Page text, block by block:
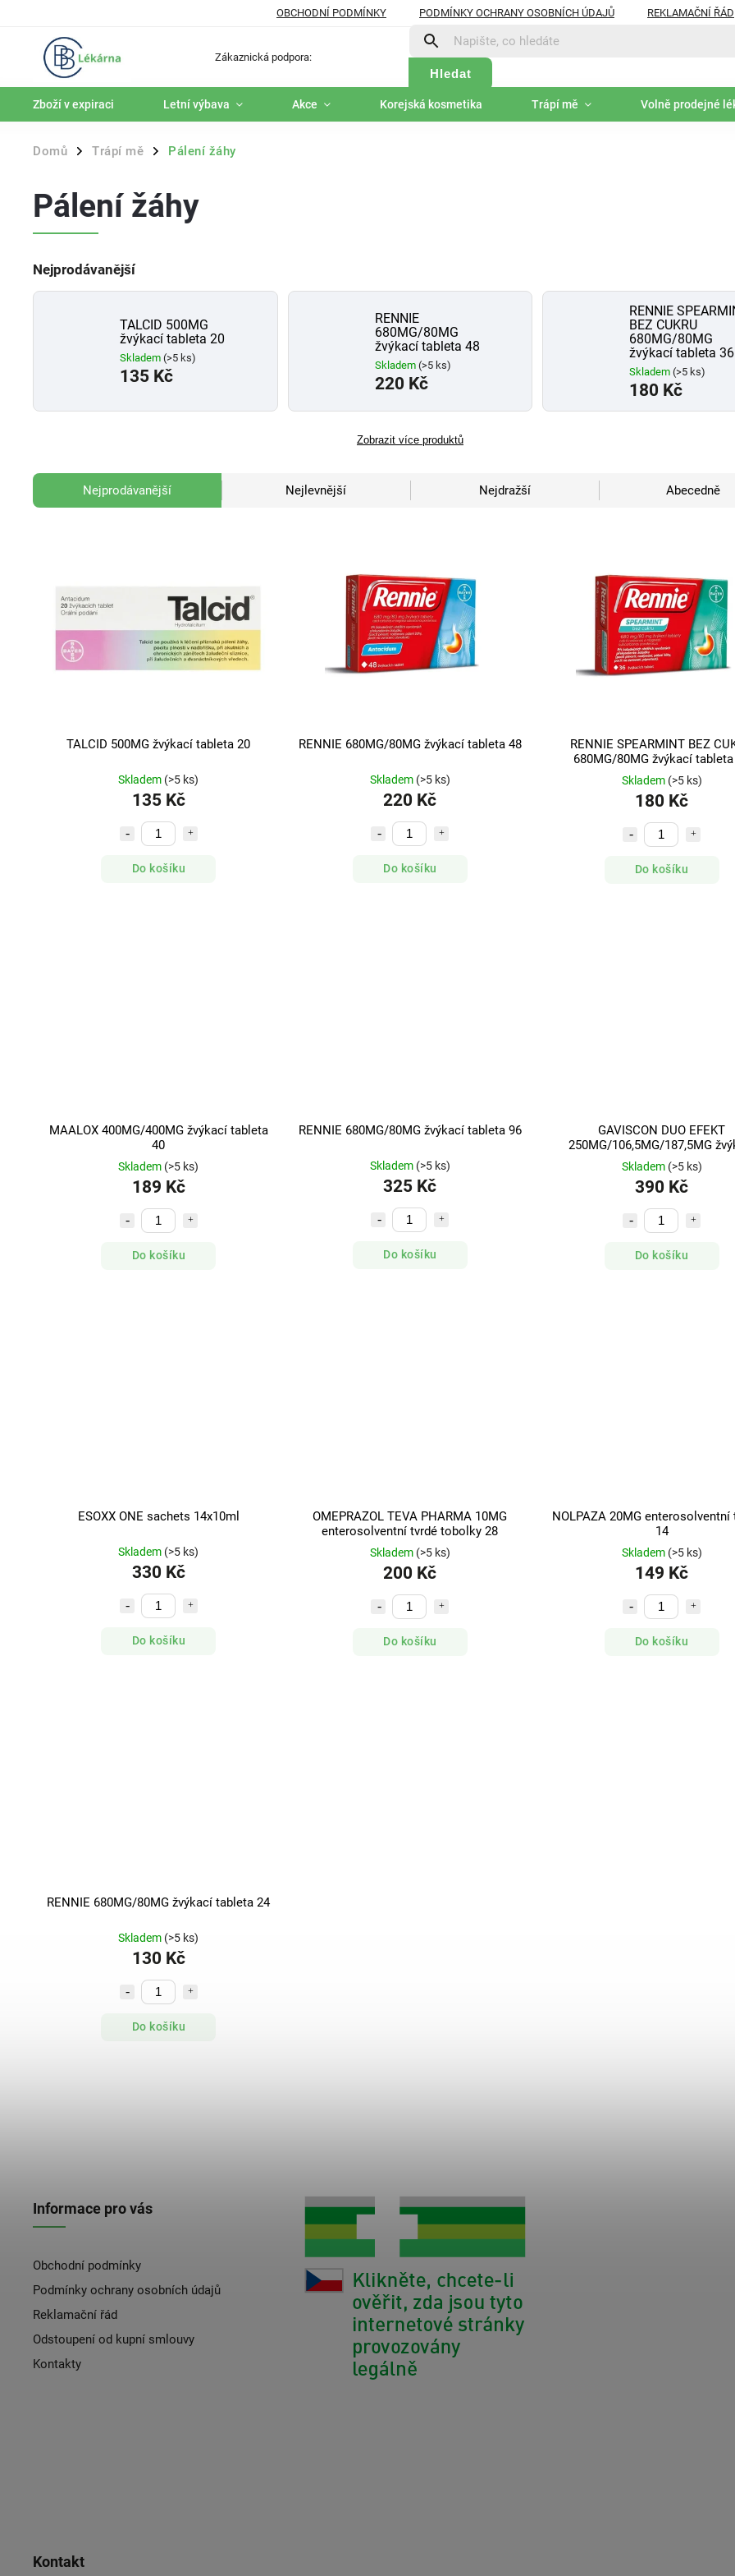
OBCHODNÍ PODMÍNKY PODMÍNKY OCHRANY OSOBNÍCH ÚDAJŮ REKLAMAČNÍ ŘÁD
Zákaznická podpora:
Hledat
Zboží v expiraci Letní výbava Akce Korejská kosmetika Trápí mě Volně prodejné
Domů / Trápí mě / Pálení žáhy
Pálení žáhy
Nejprodávanější
TALCID 500MG
žvýkací tableta 20
Skladem (>5 ks)
135 Kč
RENNIE
680MG/80MG
žvýkací tableta 48
Skladem (>5 ks)
220 Kč
RENNIE
BEZ CUKRU
680MG/80MG
žvýkací tableta 36
Skladem(>5 ks)
180 Kč
Zobrazit více produktů
Nejprodávanější Nejlevnější Nejdražší Abecedně
TALCID 500MG žvýkací tableta 20
Skladem (>5 ks)
135 Kč
Do košíku
RENNIE 680MG/80MG žvýkací tableta 48
Skladem (>5 ks)
220 Kč
Do košíku
RENNIE SPEARMINT BEZ
680MG/80MG žvýkací
Skladem (>5 ks)
180 Kč
Do košíku
MAALOX 400MG/400MG žvýkací tableta
40
Skladem (>5 ks)
189 Kč
Do košíku
RENNIE 680MG/80MG žvýkací tableta 96
Skladem (>5 ks)
325 Kč
Do košíku
GAVISCON DUO EFEKT
250MG/106,5MG/187,5MG
tableta 48
Skladem (>5 ks)
390 Kč
Do košíku
ESOXX ONE sachets 14x10ml
Skladem (>5 ks)
330 Kč
Do košíku
OMEPRAZOL TEVA PHARMA 10MG
enterosolventní tvrdé tobolky 28
Skladem (>5 ks)
200 Kč
Do košíku
NOLPAZA 20MG enterosolventní
14
Skladem (>5 ks)
149 Kč
Do košíku
RENNIE 680MG/80MG žvýkací tableta 24
Skladem (>5 ks)
130 Kč
Do košíku
Informace pro vás
Obchodní podmínky
Podmínky ochrany osobních údajů
Reklamační řád
Odstoupení od kupní smlouvy
Kontakty
Kontakt